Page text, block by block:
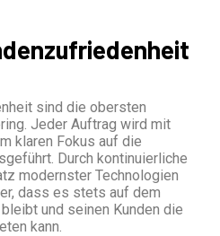
sind die obersten
Jeder Auftrag wird mit
klaren Fokus auf die
Durch kontinuierliche
modernster Technologien
dass es stets auf dem
und seinen Kunden die
kann.